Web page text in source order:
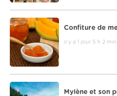
Confiture de
il y a 1 jour 5 h 2 min
Mylène et son